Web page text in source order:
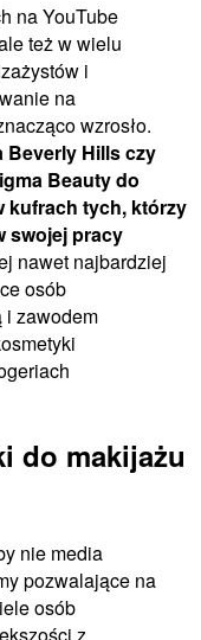
na YouTube
też w wielu
i
na
wzrosło.
Beverly Hills czy
Beauty do
kufrach tych, którzy
swojej pracy
nawet najbardziej
osób
i zawodem
do makijażu
nie media
pozwalające na
osób
z